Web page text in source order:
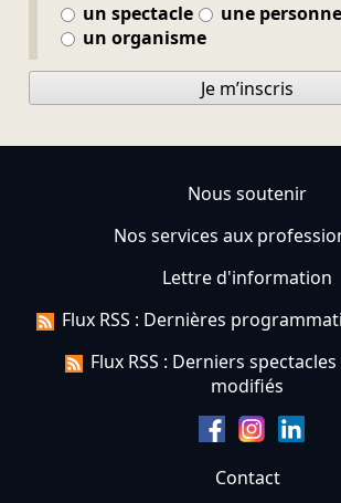
un spectacle
une personne
un organisme
Je m’inscris
Nous soutenir
Nos services aux
Lettre d'information
Flux RSS : Dernières
Flux RSS : Derniers
modifiés
Contact